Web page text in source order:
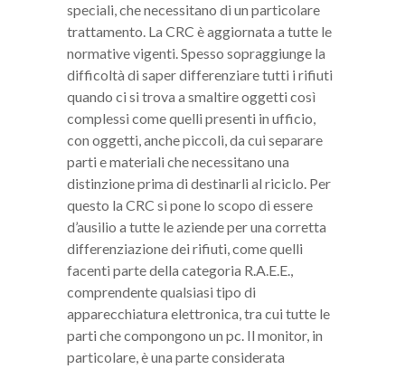
speciali, che necessitano di un particolare
trattamento. La CRC è aggiornata a tutte le
normative vigenti. Spesso sopraggiunge la
difficoltà di saper differenziare tutti i rifiuti
quando ci si trova a smaltire oggetti così
complessi come quelli presenti in ufficio,
con oggetti, anche piccoli, da cui separare
parti e materiali che necessitano una
distinzione prima di destinarli al riciclo. Per
questo la CRC si pone lo scopo di essere
d’ausilio a tutte le aziende per una corretta
differenziazione dei rifiuti, come quelli
facenti parte della categoria R.A.E.E.,
comprendente qualsiasi tipo di
apparecchiatura elettronica, tra cui tutte le
parti che compongono un pc. Il monitor, in
particolare, è una parte considerata